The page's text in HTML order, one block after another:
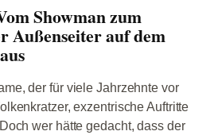
Showman zum
Außenseiter auf dem
der für viele Jahrzehnte vor
exzentrische Auftritte
wer hätte gedacht, dass der